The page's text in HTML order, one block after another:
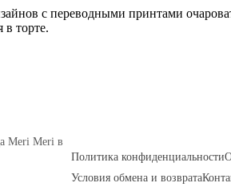
с переводными принтами
в торте.
Политика конфиденциальности
Условия обмена и возврата